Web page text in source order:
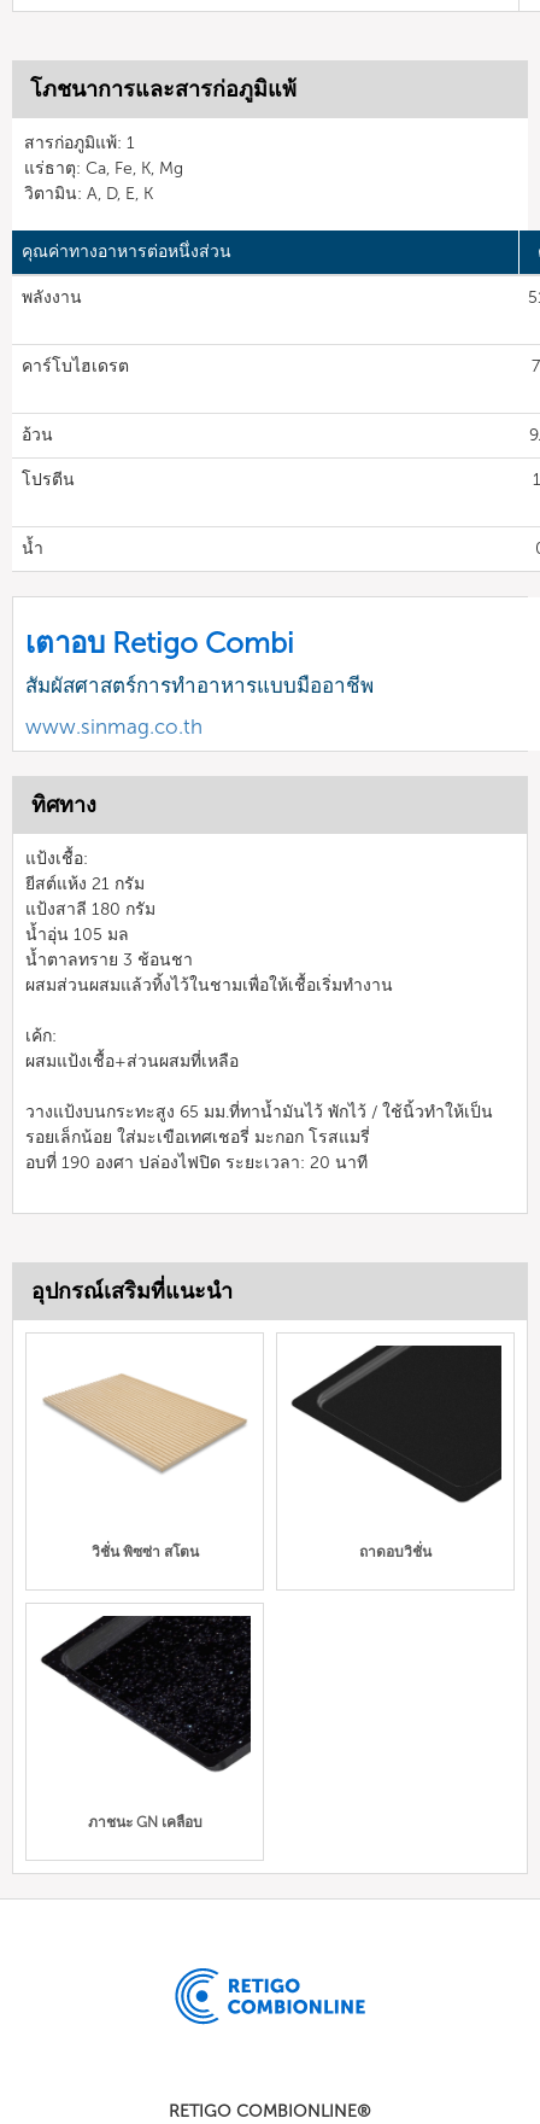
โภชนาการและสารก่อภูมิแพ้
สารก่อภูมิแพ้: 1
แร่ธาตุ: Ca, Fe, K, Mg
วิตามิน: A, D, E, K
คุณค่าทางอาหารต่อหนึ่งส่วน
พลังงาน
คาร์โบไฮเดรต
อ้วน
โปรตีน
น้ำ
เตาอบ Retigo Combi
สัมผัสศาสตร์การทำอาหารแบบมืออาชีพ
www.sinmag.co.th
ทิศทาง
แป้งเชื้อ:
ยีสต์แห้ง 21 กรัม
แป้งสาลี 180 กรัม
น้ำอุ่น 105 มล
น้ำตาลทราย 3 ช้อนชา
ผสมส่วนผสมแล้วทิ้งไว้ในชามเพื่อให้เชื้อเริ่มทำงาน
เค้ก:
ผสมแป้งเชื้อ+ส่วนผสมที่เหลือ
วางแป้งบนกระทะสูง 65 มม.ที่ทาน้ำมันไว้ พักไว้ / ใช้นิ้วทำให้เป็น
รอยเล็กน้อย ใส่มะเขือเทศเชอรี่ มะกอก โรสแมรี่
อบที่ 190 องศา ปล่องไฟปิด ระยะเวลา: 20 นาที
อุปกรณ์เสริมที่แนะนำ
วิชั่น พิซซ่า สโตน ถาดอบวิชั่น
ภาชนะ GN เคลือบ
RETIGO COMBIONLINE®